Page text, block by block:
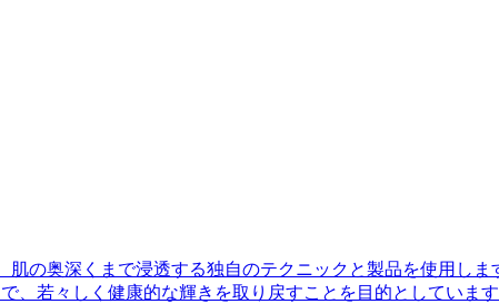
の奥深くまで浸透する独自のテクニックと製品を使用しま
、若々しく健康的な輝きを取り戻すことを目的としています